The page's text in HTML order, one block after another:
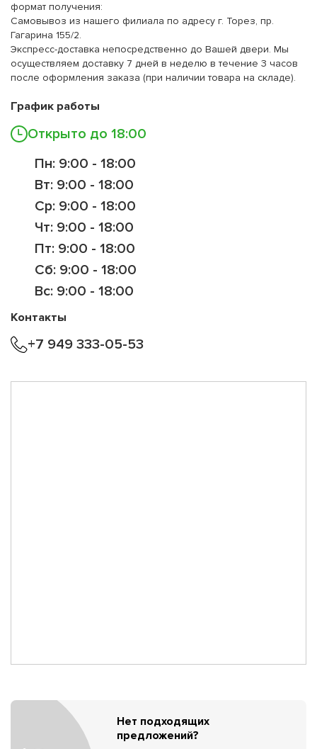
формат получения:
Самовывоз из нашего филиала по адресу г. Торез, пр.
Гагарина 155/2.
Экспресс-доставка непосредственно до Вашей двери. Мы
осуществляем доставку 7 дней в неделю в течение 3 часов
после оформления заказа (при наличии товара на складе).
График работы
Открыто до 18:00
Пн: 9:00 - 18:00
Вт: 9:00 - 18:00
Ср: 9:00 - 18:00
Чт: 9:00 - 18:00
Пт: 9:00 - 18:00
Сб: 9:00 - 18:00
Вс: 9:00 - 18:00
Контакты
+7 949 333-05-53
Нет подходящих
предложений?